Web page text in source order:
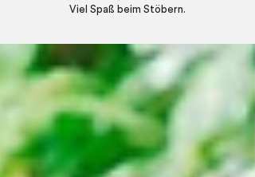
Viel Spaß beim Stöbern.